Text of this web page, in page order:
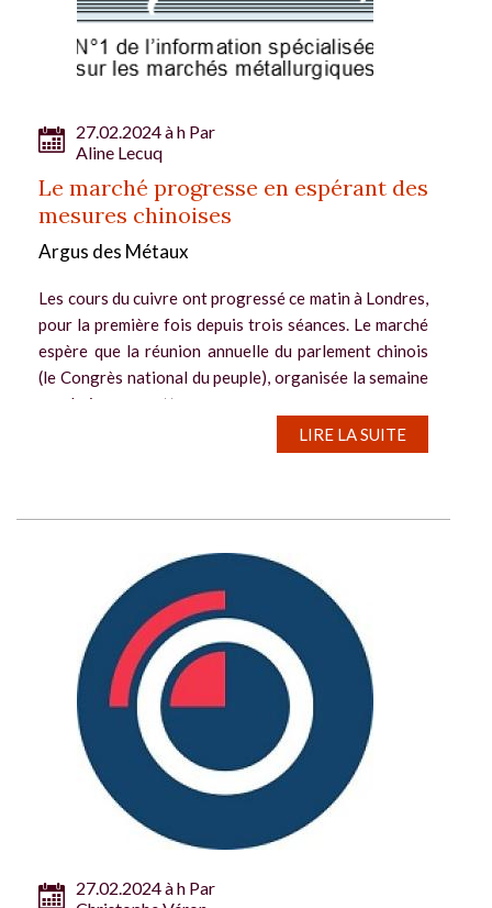
27.02.2024 à h Par
Aline Lecuq
Le marché progresse en espérant des
mesures chinoises
Argus des Métaux
Les cours du cuivre ont progressé ce matin à Londres,
pour la première fois depuis trois séances. Le marché
espère que la réunion annuelle du parlement chinois
(le Congrès national du peuple), organisée la semaine
prochaine, permettra...
27.02.2024 à h Par